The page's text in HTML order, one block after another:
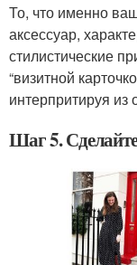
То, что именно
аксессуар,
стилистические
“визитной
интерпритируя из
Шаг 5.